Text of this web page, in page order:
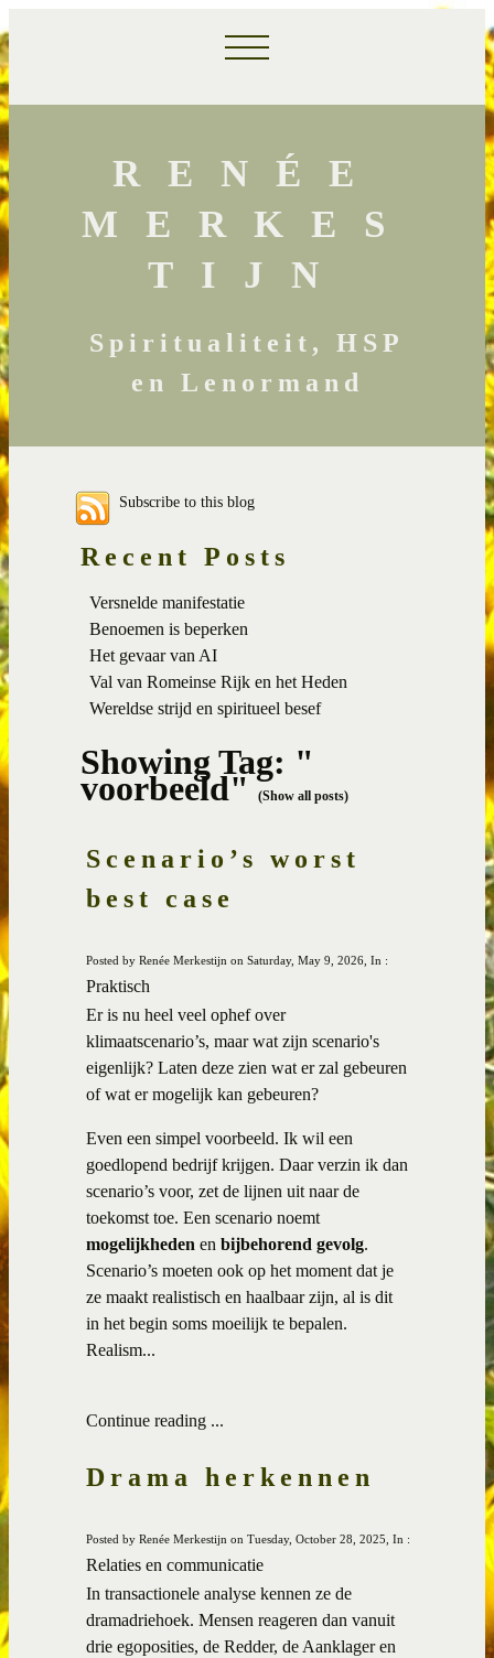
RENÉE
MERKES
TIJN
Spiritualiteit, HSP
en Lenormand
Subscribe to this blog
Recent Posts
Versnelde manifestatie
Benoemen is beperken
Het gevaar van AI
Val van Romeinse Rijk en het Heden
Wereldse strijd en spiritueel besef
Showing Tag: "
voorbeeld"(Show all posts)
Scenario’s worst
best case
Posted by Renée Merkestijn on Saturday, May 9, 2026, In :
Praktisch
Er is nu heel veel ophef over
klimaatscenario’s, maar wat zijn scenario's
eigenlijk? Laten deze zien wat er zal gebeuren
of wat er mogelijk kan gebeuren?
Even een simpel voorbeeld. Ik wil een
goedlopend bedrijf krijgen. Daar verzin ik dan
scenario’s voor, zet de lijnen uit naar de
toekomst toe. Een scenario noemt
mogelijkheden en bijbehorend gevolg.
Scenario’s moeten ook op het moment dat je
ze maakt realistisch en haalbaar zijn, al is dit
in het begin soms moeilijk te bepalen.
Realism...
Continue reading ...
Drama herkennen
Posted by Renée Merkestijn on Tuesday, October 28, 2025, In :
Relaties en communicatie
In transactionele analyse kennen ze de
dramadriehoek. Mensen reageren dan vanuit
drie egoposities, de Redder, de Aanklager en